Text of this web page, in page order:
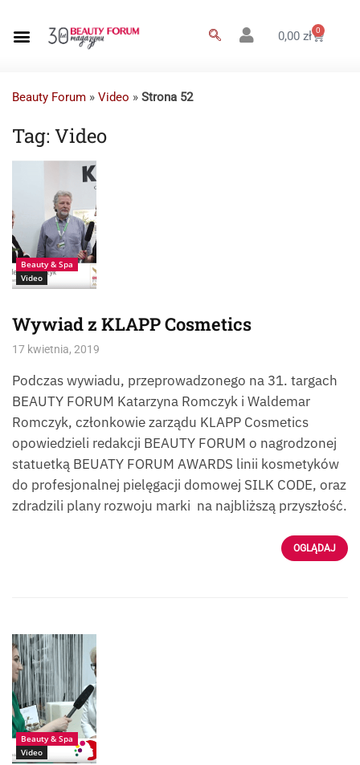
0,00zł 0
Beauty Forum » Video » Strona 52
Tag: Video
Beauty & Spa
Video
Wywiad z KLAPP Cosmetics
17 kwietnia, 2019
Podczas wywiadu, przeprowadzonego na 31. targach
BEAUTY FORUM Katarzyna Romczyk i Waldemar
Romczyk, członkowie zarządu KLAPP Cosmetics
opowiedzieli redakcji BEAUTY FORUM o nagrodzonej
statuetką BEUATY FORUM AWARDS linii kosmetyków
do profesjonalnej pielęgacji domowej SILK CODE, oraz
zdradzili plany rozwoju marki na najbliższą przyszłość.
OGLĄDAJ
Wywiad z Małgorzatą
Ekert
Beauty & Spa
Video